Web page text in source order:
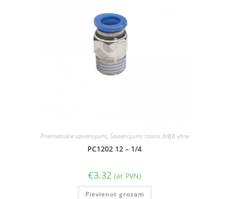
Pneimatiskie savienojumi, Savienojums taisns ārējā vītne
PC1202 12 – 1/4
€3.32 (ar PVN)
Pievienot grozam